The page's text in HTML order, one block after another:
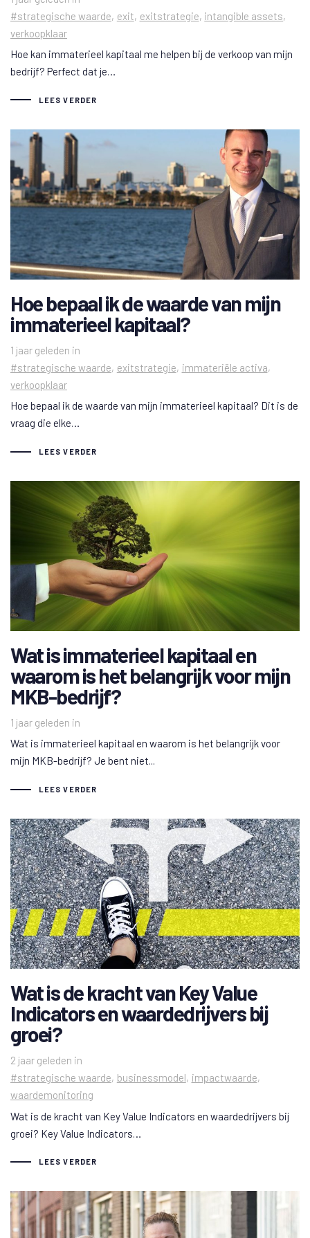
#strategische waarde exit exitstrategie intangible assets
verkoopklaar
Hoe kan immaterieel kapitaal me helpen bij de verkoop van mijn
bedrijf? Perfect dat je…
LEES VERDER
Hoe bepaal ik de waarde van mijn
immaterieel kapitaal?
1 jaar geleden in
Tags
#strategische waarde exitstrategie immateriële activa
verkoopklaar
Hoe bepaal ik de waarde van mijn immaterieel kapitaal? Dit is de
vraag die elke…
LEES VERDER
Wat is immaterieel kapitaal en
waarom is het belangrijk voor mijn
MKB-bedrijf?
1 jaar geleden in
Wat is immaterieel kapitaal en waarom is het belangrijk voor
mijn MKB-bedrijf? Je bent niet...
LEES VERDER
Wat is de kracht van Key Value
Indicators en waardedrijvers bij
groei?
2 jaar geleden in
Tags
#strategische waarde businessmodel impactwaarde
waardemonitoring
Wat is de kracht van Key Value Indicators en waardedrijvers bij
groei? Key Value Indicators…
LEES VERDER